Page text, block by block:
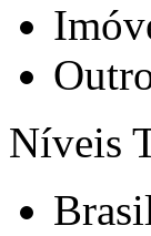
Níveis